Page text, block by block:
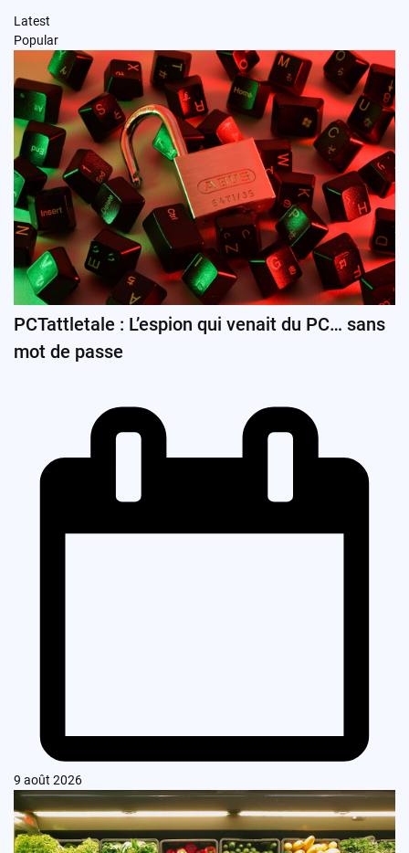
Latest
Popular
PCTattletale : L’espion qui venait du PC… sans
mot de passe
9 août 2026